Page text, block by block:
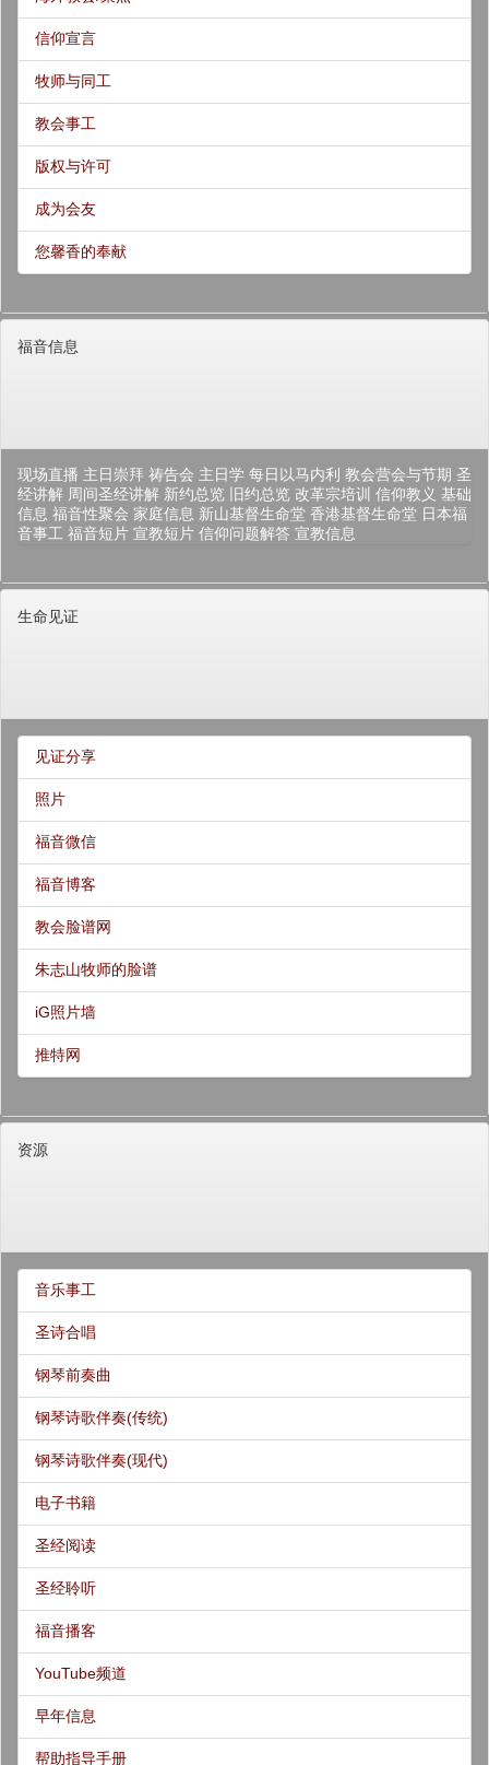
信仰宣言
牧师与同工
教会事工
版权与许可
成为会友
您馨香的奉献
福音信息
现场直播 主日崇拜 祷告会 主日学 每日以马内利 教会营会与节期 圣
经讲解 周间圣经讲解 新约总览 旧约总览 改革宗培训 信仰教义 基础
信息 福音性聚会 家庭信息 新山基督生命堂 香港基督生命堂 日本福
音事工 福音短片 宣教短片 信仰问题解答 宣教信息
生命见证
见证分享
照片
福音微信
福音博客
教会脸谱网
朱志山牧师的脸谱
iG照片墙
推特网
资源
音乐事工
圣诗合唱
钢琴前奏曲
钢琴诗歌伴奏(传统)
钢琴诗歌伴奏(现代)
电子书籍
圣经阅读
圣经聆听
福音播客
YouTube频道
早年信息
帮助指导手册